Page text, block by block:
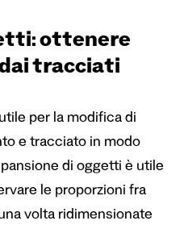
ottenere
tracciati
per la modifica di
e tracciato in modo
di oggetti è utile
le proporzioni fra
volta ridimensionate